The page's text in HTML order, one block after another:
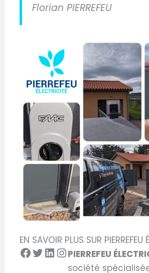
Florian PIERREFEU
EN SAVOIR PLUS SUR PIERREFEU
PIERREFEU
société